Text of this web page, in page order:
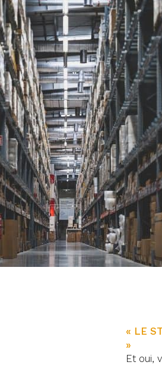
« LE
»
Et oui,